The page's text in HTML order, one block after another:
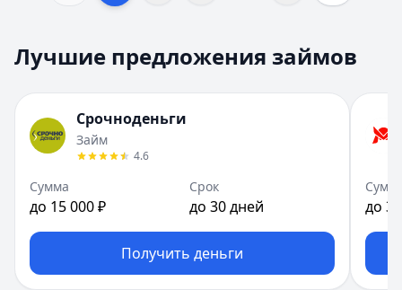
Лучшие предложения займов
Срочноденьги
Займ
4.6
Сумма
до 15 000 ₽
Срок
до 30 дней
Получить деньги
до